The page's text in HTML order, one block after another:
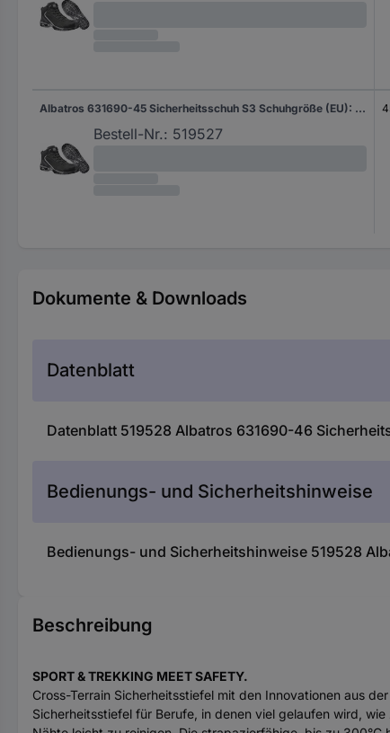
Albatros 631690-45 Sicherheitsschuh S3 Schuhgröße (EU): 45 Schwarz 1 Paar
Bestell-Nr.: 519527
Dokumente & Downloads
Datenblatt
Datenblatt 519528 Albatros 631690-46
Bedienungs- und Sicherheitshinweise
Bedienungs- und Sicherheitshinweise 519528
Beschreibung
SPORT & TREKKING MEET SAFETY.
Cross-Terrain Sicherheitsstiefel mit den Innovationen aus
Sicherheitsstiefel für Berufe, in denen viel gelaufen wird,